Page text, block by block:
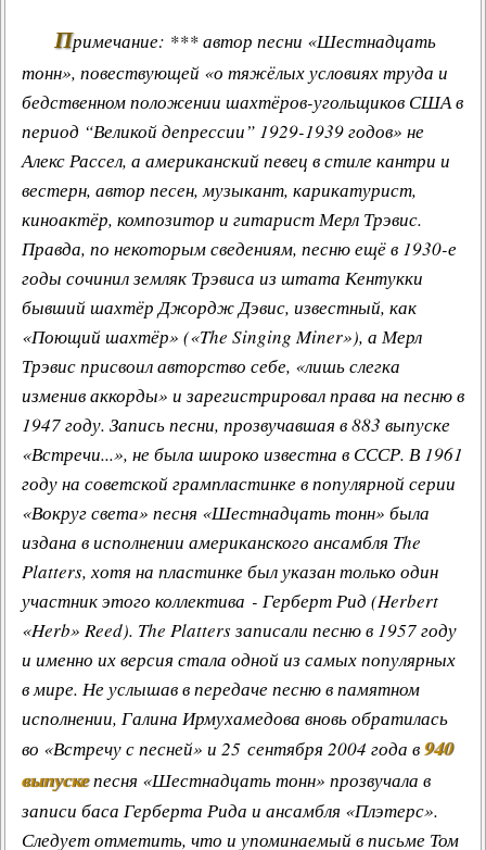
Примечание: *** автор песни «Шестнадцать
тонн», повествующей «о тяжёлых условиях труда и
бедственном положении шахтёров-угольщиков США в
период “Великой депрессии” 1929-1939 годов» не
Алекс Рассел, а американский певец в стиле кантри и
вестерн, автор песен, музыкант, карикатурист,
киноактёр, композитор и гитарист Мерл Трэвис.
Правда, по некоторым сведениям, песню ещё в 1930-е
годы сочинил земляк Трэвиса из штата Кентукки
бывший шахтёрДжордж Дэвис, известный, как
«Поющий шахтёр» («The Singing Miner»), а Мерл
Трэвис присвоил авторство себе, «лишь слегка
изменив аккорды» и зарегистрировал права на песню в
1947 году. Запись песни, прозвучавшая в 883 выпуске
«Встречи...», не была широко известна в СССР. В 1961
году на советской грампластинке в популярной серии
«Вокруг света» песня «Шестнадцать тонн» была
издана в исполнении американского ансамбля The
Platters, хотя на пластинке был указан только один
участник этого коллектива - Герберт Рид (Herbert
«Herb» Reed). The Platters записали песню в 1957 году
и именно их версия стала одной из самых популярных
в мире. Не услышав в передаче песню в памятном
исполнении, Галина Ирмухамедова вновь обратилась
во «Встречу с песней» и 25 сентября 2004 года в940
выпускепесня «Шестнадцать тонн» прозвучала в
записи баса Герберта Рида и ансамбля «Плэтерс».
Следует отметить, что и упоминаемый в письме Том